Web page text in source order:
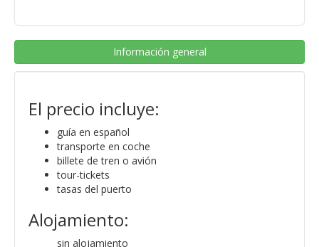
Información general
El precio incluye:
guía en español
transporte en coche
billete de tren o avión
tour-tickets
tasas del puerto
Alojamiento:
sin alojamiento